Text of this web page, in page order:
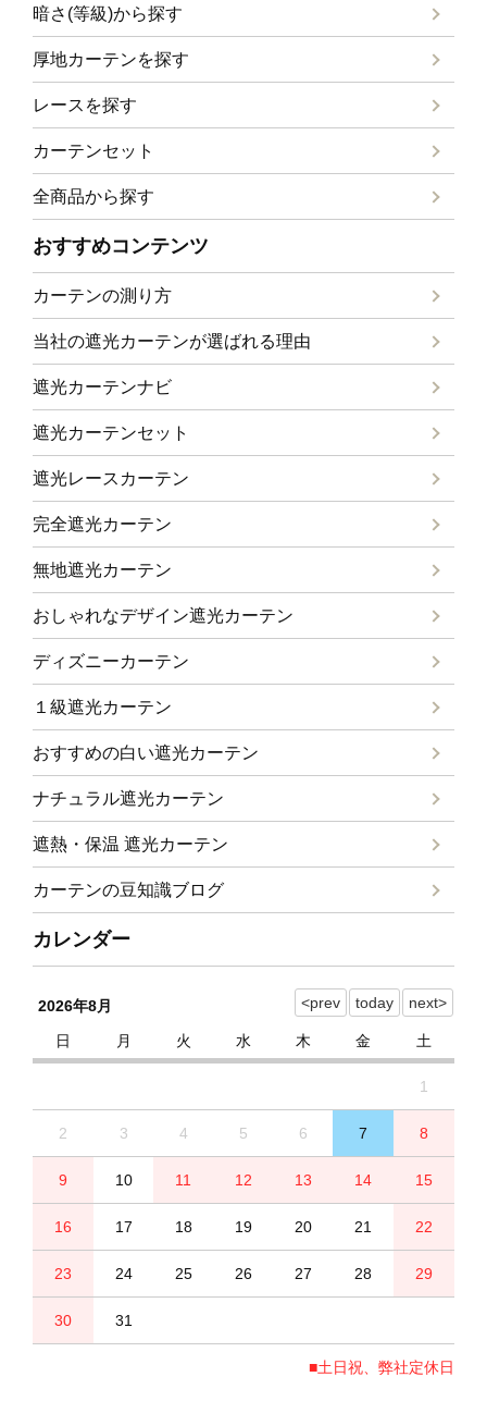
暗さ(等級)から探す
厚地カーテンを探す
レースを探す
カーテンセット
全商品から探す
おすすめコンテンツ
カーテンの測り方
当社の遮光カーテンが選ばれる理由
遮光カーテンナビ
遮光カーテンセット
遮光レースカーテン
完全遮光カーテン
無地遮光カーテン
おしゃれなデザイン遮光カーテン
ディズニーカーテン
１級遮光カーテン
おすすめの白い遮光カーテン
ナチュラル遮光カーテン
遮熱・保温 遮光カーテン
カーテンの豆知識ブログ
カレンダー
2026年8月
日
月 火 水 木 金 土
1
2 3 4 5 6 7 8
9 10 11 12 13 14 15
16 17 18 19 20 21 22
23 24 25 26 27 28 29
30 31
■土日祝、弊社定休日